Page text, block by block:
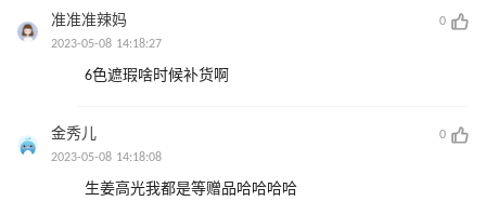
准准准辣妈
0
2023-05-08 14:18:27
6色遮瑕啥时候补货啊
金秀儿
0
2023-05-08 14:18:08
生姜高光我都是等赠品哈哈哈哈